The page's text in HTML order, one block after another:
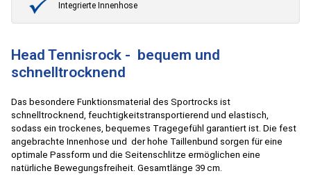
Integrierte Innenhose
Head Tennisrock - bequem und
schnelltrocknend
Das besondere Funktionsmaterial des Sportrocks ist
schnelltrocknend, feuchtigkeitstransportierend und elastisch,
sodass ein trockenes, bequemes Tragegefühl garantiert ist. Die fest
angebrachte Innenhose und der hohe Taillenbund sorgen für eine
optimale Passform und die Seitenschlitze ermöglichen eine
natürliche Bewegungsfreiheit. Gesamtlänge 39 cm.